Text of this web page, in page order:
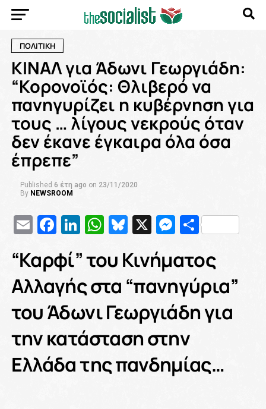
ΠΟΛΙΤΙΚΗ
KINAΛ για Άδωνι Γεωργιάδη:
“Κορονοϊός: Θλιβερό να
πανηγυρίζει η κυβέρνηση για
τους … λίγους νεκρούς όταν
δεν έκανε έγκαιρα όλα όσα
έπρεπε”
Published 6 έτη ago on 23/11/2020
By NEWSROOM
EmailFacebook
LinkedIn
WhatsApp
Bluesky
X
“Καρφί” του Κινήματος
Αλλαγής στα “πανηγύρια”
του Άδωνι Γεωργιάδη για
την κατάσταση στην
Ελλάδα της πανδημίας…